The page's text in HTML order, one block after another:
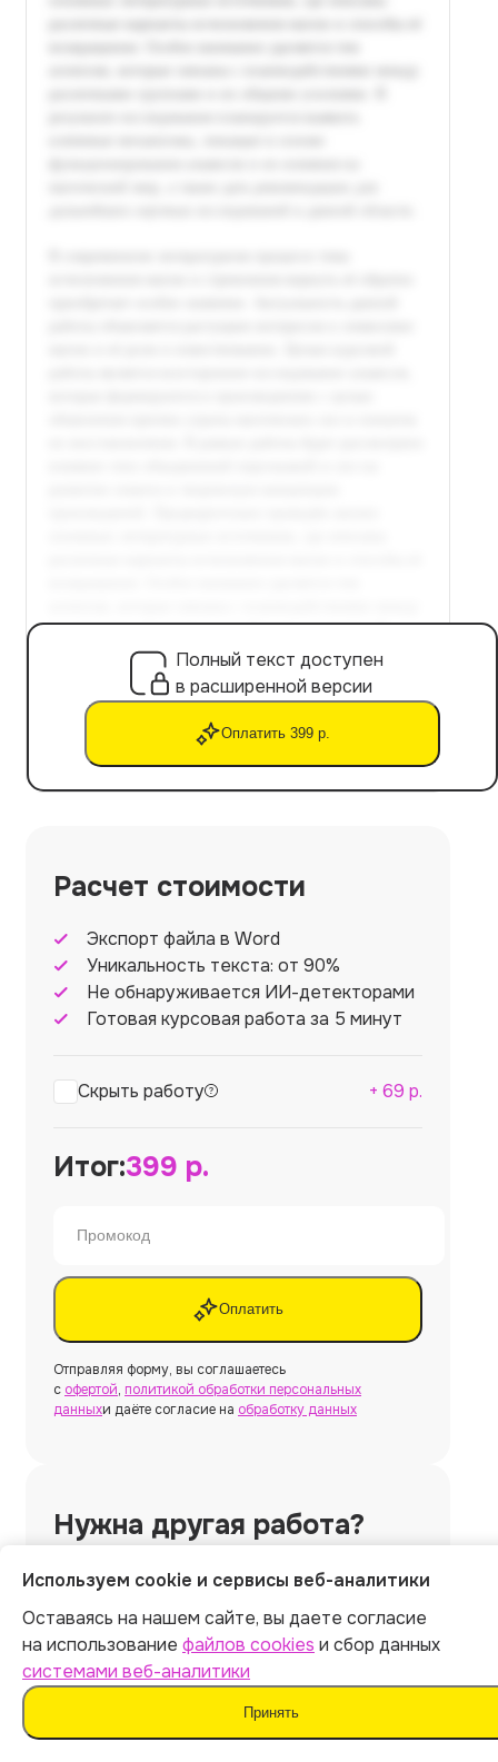
Полный текст доступен
в расширенной версии
Оплатить 399 р.
Расчет стоимости
Экспорт файла в Word
Уникальность текста: от 90%
Не обнаруживается ИИ-детекторами
Готовая курсовая работа за 5 минут
Скрыть работу + 69 р.
Итог:399 р.
Оплатить
Отправляя форму, вы соглашаетесь
с офертой, политикой обработки персональных
данныхи даёте согласие на обработку данных
Нужна другая работа?
Создать
Нужнакурсовая работа
Используем cookie и сервисы веб-аналитики
Оставаясь на нашем сайте, вы даете согласие
на использование файлов cookies и сбор данных
системами веб-аналитики
Принять